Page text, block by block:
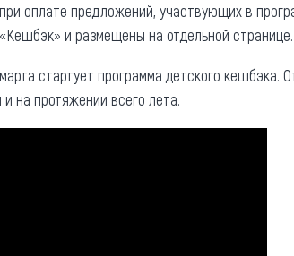
оплате предложений, участвующих в
и размещены на отдельной странице.
стартует программа детского кешбэка.
на протяжении всего лета.